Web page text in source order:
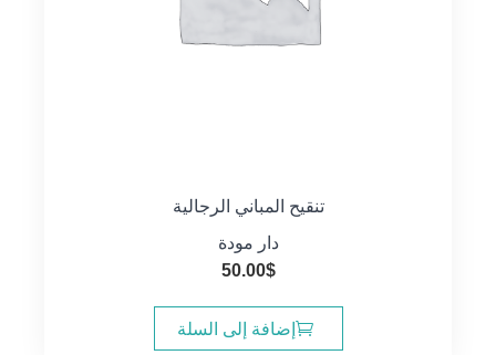
تنقيح المباني الرجالية
دار مودة
50.00$
إضافة إلى السلة